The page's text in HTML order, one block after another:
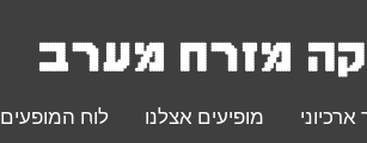
מזרח מערב
מופיעים אצלנו לוח המופעים.